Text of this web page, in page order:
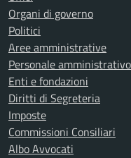
Organi di governo
Politici
Aree amministrative
Personale amministrativo
Enti e fondazioni
Diritti di Segreteria
Imposte
Commissioni Consiliari
Albo Avvocati